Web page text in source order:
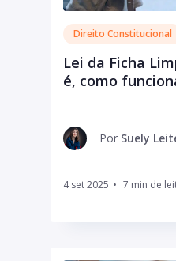
Direito Constitucional
Lei da Ficha
é, como
Por Suely
4 set 2025 •